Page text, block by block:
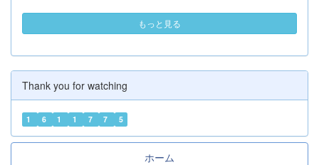
学習、部活動について） （４）質疑応答
５ 申込方法 （１）参加を希望する生徒又は保護者
もっと見る
Thank you for watching
1 6 1 1 7 7 5
ホーム